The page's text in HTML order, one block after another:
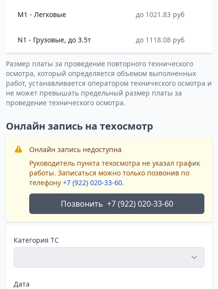
M1 - Легковые до 1021.83 руб
N1 - Грузовые, до 3.5т до 1118.08 руб
Размер платы за проведение повторного технического
осмотра, который определяется объемом выполненных
работ, устанавливается оператором технического осмотра и
не может превышать предельный размер платы за
проведение технического осмотра.
Онлайн запись на техосмотр
Онлайн запись недоступна
Руководитель пункта техосмотра не указал график
работы. Записаться можно только позвонив по
телефону +7 (922) 020-33-60.
Позвонить +7 (922) 020-33-60
Категория ТС
Дата